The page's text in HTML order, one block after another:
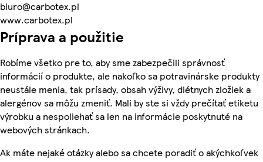
biuro@carbotex.pl
www.carbotex.pl
Príprava a použitie
Robíme všetko pre to, aby sme zabezpečili správnosť
informácií o produkte, ale nakoľko sa potravinárske produkty
neustále menia, tak prísady, obsah výživy, diétnych zložiek a
alergénov sa môžu zmeniť. Mali by ste si vždy prečítať etiketu
výrobku a nespoliehať sa len na informácie poskytnuté na
webových stránkach.
Ak máte nejaké otázky alebo sa chcete poradiť o akýchkoľvek